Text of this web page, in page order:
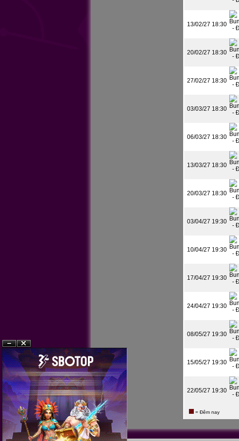
13/02/27 18:30
20/02/27 18:30
27/02/27 18:30
03/03/27 18:30
06/03/27 18:30
13/03/27 18:30
20/03/27 18:30
03/04/27 19:30
10/04/27 19:30
17/04/27 19:30
24/04/27 19:30
08/05/27 19:30
15/05/27 19:30
22/05/27 19:30
= Đêm nay
?n ?�ng